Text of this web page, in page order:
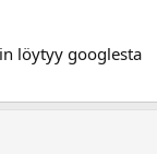
löytyy googlesta